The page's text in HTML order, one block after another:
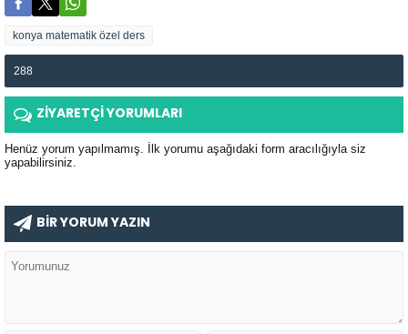
konya matematik özel ders
288
ZİYARETÇİ YORUMLARI
Henüz yorum yapılmamış. İlk yorumu aşağıdaki form aracılığıyla siz
yapabilirsiniz.
BİR YORUM YAZIN